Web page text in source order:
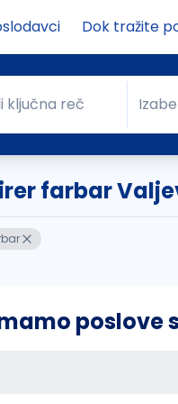
Dok tražite
reč
ključna reč Grad
farbar
poslove